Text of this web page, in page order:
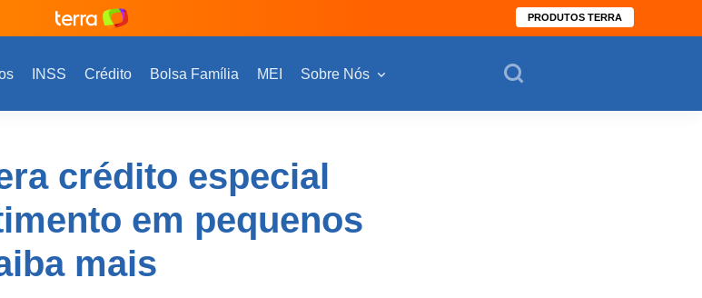
PRODUTOS TERRA
INSS Crédito Bolsa Família MEI Sobre Nós
crédito especial
em pequenos
mais